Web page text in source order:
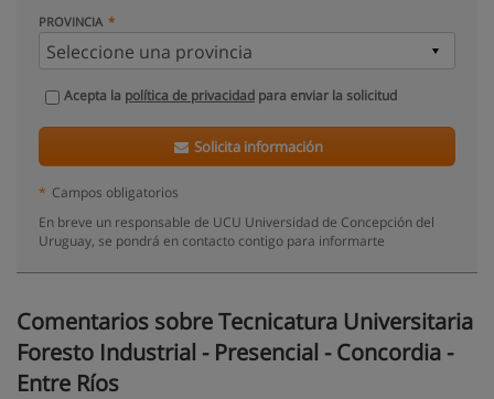
PROVINCIA
Acepta la política de privacidad para enviar la solicitud
Solicita información
* Campos obligatorios
En breve un responsable de UCU Universidad de Concepción del
Uruguay, se pondrá en contacto contigo para informarte
Comentarios sobre Tecnicatura Universitaria
Foresto Industrial - Presencial - Concordia -
Entre Ríos